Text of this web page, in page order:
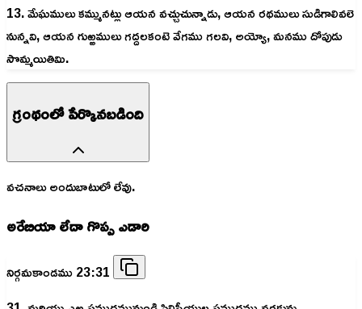
13. మేఘములు కమ్మునట్లు ఆయన వచ్చుచున్నాడు, ఆయన రథములు సుడిగాలివలె
నున్నవి, ఆయన గుఱ్ఱములు గద్దలకంటె వేగము గలవి, అయ్యో, మనము దోపుడు
సొమ్మయితివిు.
గ్రంథంలో పేర్కొనబడింది
వచనాలు అందుబాటులో లేవు.
అరేబియా లేదా గొప్ప ఎడారి
నిర్గమకాండము 23:31